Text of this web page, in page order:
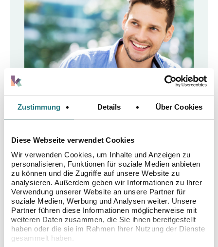
Zustimmung Details Über Cookies
Diese Webseite verwendet Cookies
Wir verwenden Cookies, um Inhalte und Anzeigen zu
personalisieren, Funktionen für soziale Medien anbieten
zu können und die Zugriffe auf unsere Website zu
analysieren. Außerdem geben wir Informationen zu Ihrer
Verwendung unserer Website an unsere Partner für
soziale Medien, Werbung und Analysen weiter. Unsere
Partner führen diese Informationen möglicherweise mit
weiteren Daten zusammen, die Sie ihnen bereitgestellt
haben oder die sie im Rahmen Ihrer Nutzung der Dienste
gesammelt haben.
SAMENSPENDER
FINDEN: FÜR